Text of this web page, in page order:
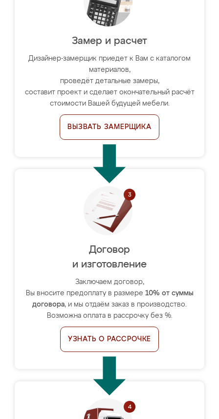
Замер и расчет
Дизайнер-замерщик приедет к Вам с каталогом
материалов,
проведёт детальные замеры,
составит проект и сделает окончательный расчёт
стоимости Вашей будущей мебели.
ВЫЗВАТЬ ЗАМЕРЩИКА
Договор
и изготовление
Заключаем договор,
Вы вносите предоплату в размере 10% от суммы
договора, и мы отдаём заказ в производство.
Возможна оплата в рассрочку без %.
УЗНАТЬ О РАССРОЧКЕ